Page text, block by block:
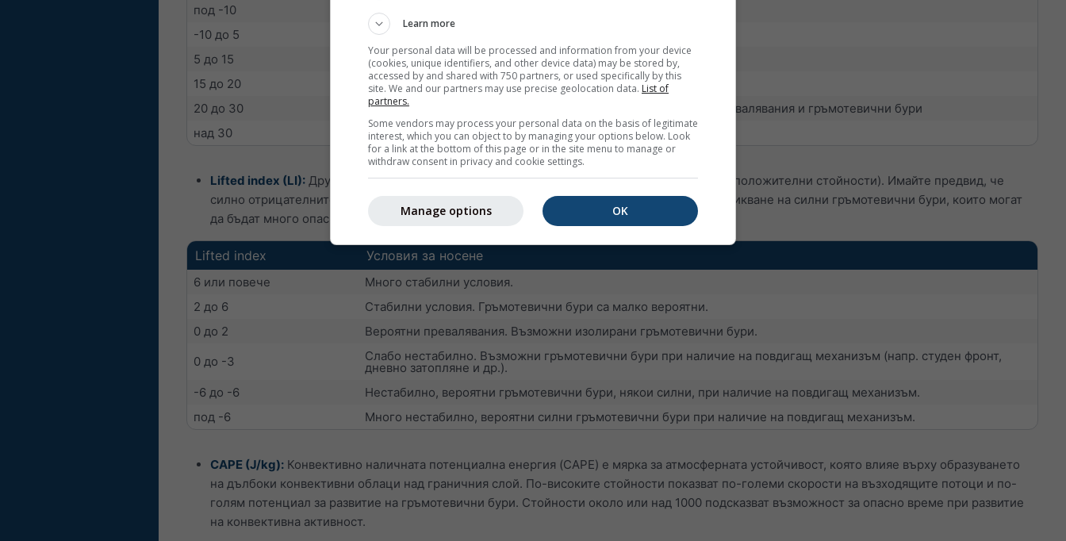
под -10
без или слаби термики
-10 до 5
сухи термики или 1/8 кумулус с умерени термики
5 до 15
добри условия за носене
15 до 20
добри условия за носене с краткотрайни превалявания
20 до 30
отлични условия за носене, но с нарастваща вероятност от превалявания и гръмотевични бури
над 30
повече от 60 процента вероятност за гръмотевични бури
Lifted index (LI): Друга мярка за нестабилност (отрицателни стойности) или стабилност (положителни стойности). Имайте предвид, че
силно отрицателните стойности показват отлични условия за носене, но е вероятно възникване на силни гръмотевични бури, които могат
да бъдат много опасни.
Lifted index Условия за носене
6 или повече
Много стабилни условия.
2 до 6
Стабилни условия. Гръмотевични бури са малко вероятни.
0 до 2
Вероятни превалявания. Възможни изолирани гръмотевични бури.
0 до -3
Слабо нестабилно. Възможни гръмотевични бури при наличие на повдигащ механизъм (напр. студен фронт,
дневно затопляне и др.).
-6 до -6
Нестабилно, вероятни гръмотевични бури, някои силни, при наличие на повдигащ механизъм.
под -6
Много нестабилно, вероятни силни гръмотевични бури при наличие на повдигащ механизъм.
CAPE (J/kg): Конвективно наличната потенциална енергия (CAPE) е мярка за атмосферната устойчивост, която влияе върху образуването
на дълбоки конвективни облаци над граничния слой. По-високите стойности показват по-големи скорости на възходящите потоци и по-
голям потенциал за развитие на гръмотевични бури. Стойности около или над 1000 подсказват възможност за опасно време при развитие
на конвективна активност.
Learn more
Your personal data will be processed and information from your device
(cookies, unique identifiers, and other device data) may be stored by,
accessed by and shared with 750 partners, or used specifically by this
site. We and our partners may use precise geolocation data. List of
partners.
Some vendors may process your personal data on the basis of legitimate
interest, which you can object to by managing your options below. Look
for a link at the bottom of this page or in the site menu to manage or
withdraw consent in privacy and cookie settings.
OK
Manage options